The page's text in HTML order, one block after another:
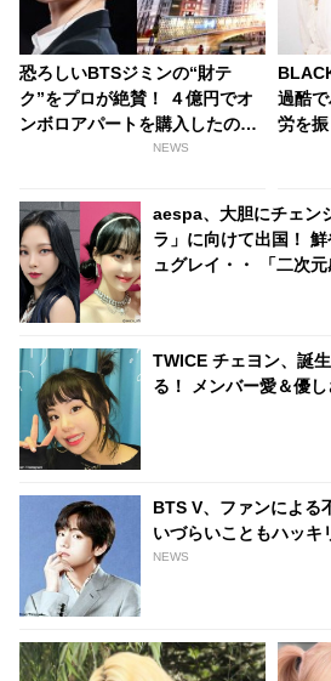
恐ろしいBTSジミンの“財テ
ク”をプロが絶賛！ ４億円でオ
ンボロアパートを購入したのに
はワケがあった！ 未来は『韓国
るってホント？
NEWS
過酷
労を
aespa、大胆にチェン
ラ」に向けて出国！
ュグレイ・・ 「二次
TWICE チェヨン、誕
る！ メンバー愛＆優
BTS V、ファンによる
いづらいこともハッキ
NEWS